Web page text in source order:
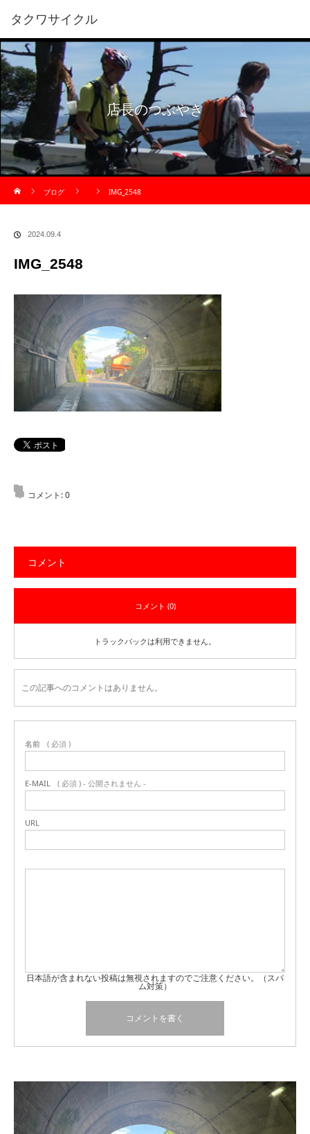
タクワサイクル
店長のつぶやき
ブログ
IMG_2548
2024.09.4
IMG_2548
コメント:0
コメント
コメント (0)
トラックバックは利用できません。
この記事へのコメントはありません。
名前 ( 必須 )
E-MAIL ( 必須 ) - 公開されません -
URL
日本語が含まれない投稿は無視されますのでご注意ください。（スパ
ム対策）